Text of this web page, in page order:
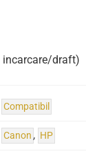
incarcare/draft)
Compatibil
Canon , HP